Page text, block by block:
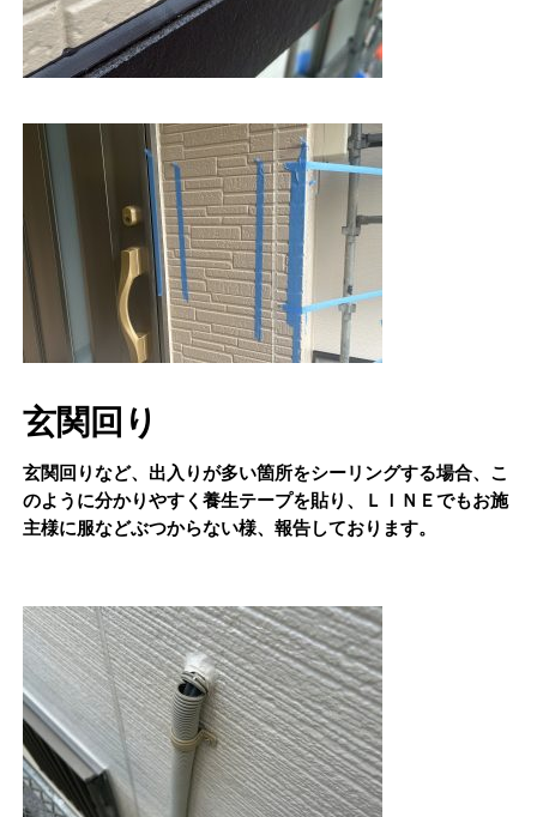
玄関回り
玄関回りなど、出入りが多い箇所をシーリングする場合、こ
のように分かりやすく養生テープを貼り、ＬＩＮＥでもお施
主様に服などぶつからない様、報告しております。